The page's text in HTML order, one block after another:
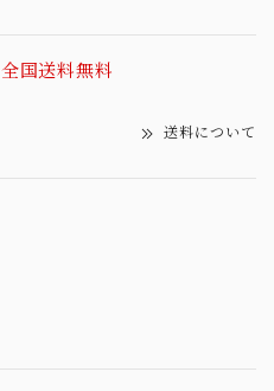
全国送料無料
送料について